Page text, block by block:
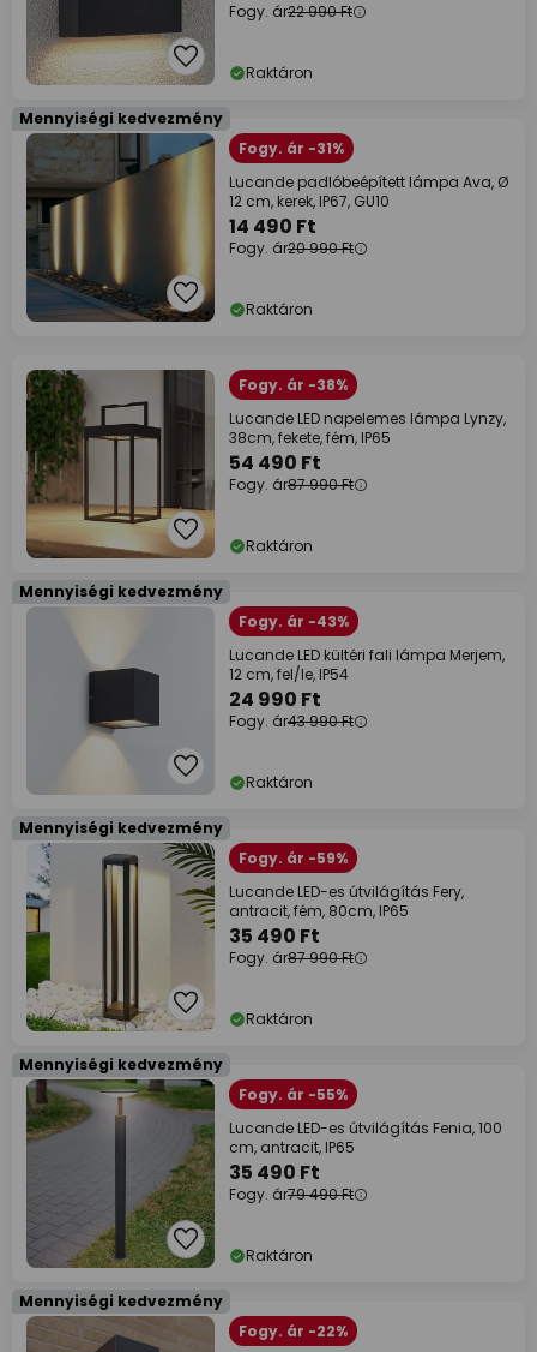
Fogy. ár22 990 Ft
Raktáron
Mennyiségi kedvezmény
Fogy. ár -31%
Lucande padlóbeépített lámpa Ava, Ø
12 cm, kerek, IP67, GU10
14 490 Ft
Fogy. ár20 990 Ft
Raktáron
Fogy. ár -38%
Lucande LED napelemes lámpa Lynzy,
38cm, fekete, fém, IP65
54 490 Ft
Fogy. ár87 990 Ft
Raktáron
Mennyiségi kedvezmény
Fogy. ár -43%
Lucande LED kültéri fali lámpa Merjem,
12 cm, fel/le, IP54
24 990 Ft
Fogy. ár43 990 Ft
Raktáron
Mennyiségi kedvezmény
Fogy. ár -59%
Lucande LED-es útvilágítás Fery,
antracit, fém, 80cm, IP65
35 490 Ft
Fogy. ár87 990 Ft
Raktáron
Mennyiségi kedvezmény
Fogy. ár -55%
Lucande LED-es útvilágítás Fenia, 100
cm, antracit, IP65
35 490 Ft
Fogy. ár79 490 Ft
Raktáron
Mennyiségi kedvezmény
Fogy. ár -22%